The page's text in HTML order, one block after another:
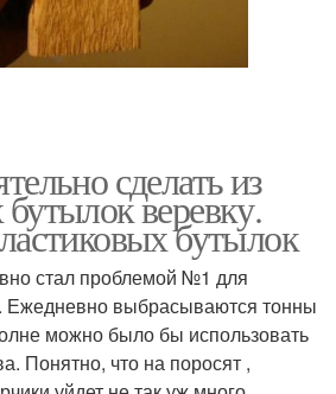
сделать из
веревку.
бутылок
стал проблемой №1 для
Ежедневно выбрасываются тонны
можно было бы использовать
Понятно, что на поросят ,